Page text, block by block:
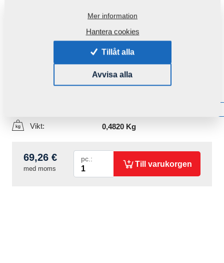
Produktkod: r00143
Vikt: 0,4820 Kg
69,26 €
med moms
pc.: Till varukorgen
Mer information
Hantera cookies
Tillåt alla
Avvisa alla